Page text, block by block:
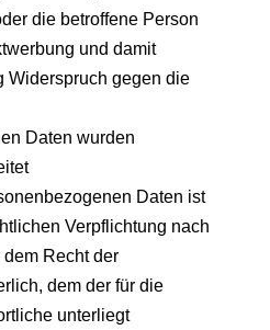
die betroffene Person
und damit
Widerspruch gegen die
Daten wurden
Daten ist
Verpflichtung nach
Recht der
dem der für die
unterliegt